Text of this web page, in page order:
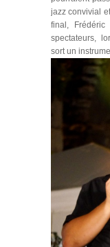
jazz convivial
final,
spectateurs,
sort un